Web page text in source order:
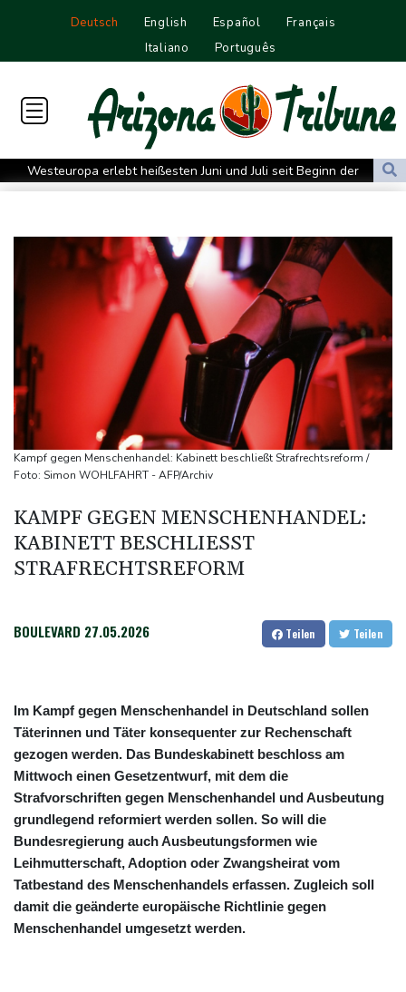
Deutsch English Español
Français
Italiano
Português
Westeuropa erlebt heißesten Juni und Juli seit Beginn der
Aufzeichnungen
davon im Gazastreifen
Trump verzichtet offenbar vorerst auf Angriffe auf Iran: "Halten
uns zurück"
Trauer um Jorge Messi: Fußballstar Lionel Messi nimmt Abschied
von seinem Vater
Nowitzki trauert um ersten NBA-Coach Nelson: "RIP, Legende"
Neuer Waldbrand in Südfrankreich: Mehr als 200
Feuerwehrleute im Einsatz
Umfrage: Mehrheit der Deutschen gegen Abschaffung der
"Rente mit 63"
Bericht: Dobrindt verdoppelt Anti-Drohnen-Einheiten der
Bundespolizei
Netanjahu lehnt von Trump unterstützten 15-Punkte-Plan für
Kampf gegen Menschenhandel: Kabinett beschließt Strafrechtsreform /
Foto: Simon WOHLFAHRT - AFP/Archiv
KAMPF GEGEN MENSCHENHANDEL:
KABINETT BESCHLIESST S
TRAFRECHTSREFORM
BOULEVARD 27.05.2026 Teilen Teilen
Im Kampf gegen Menschenhandel in Deutschland sollen
Täterinnen und Täter konsequenter zur Rechenschaft
gezogen werden. Das Bundeskabinett beschloss am
Mittwoch einen Gesetzentwurf, mit dem die
Strafvorschriften gegen Menschenhandel und Ausbeutung
grundlegend reformiert werden sollen. So will die
Bundesregierung auch Ausbeutungsformen wie
Leihmutterschaft, Adoption oder Zwangsheirat vom
Tatbestand des Menschenhandels erfassen. Zugleich soll
damit die geänderte europäische Richtlinie gegen
Menschenhandel umgesetzt werden.